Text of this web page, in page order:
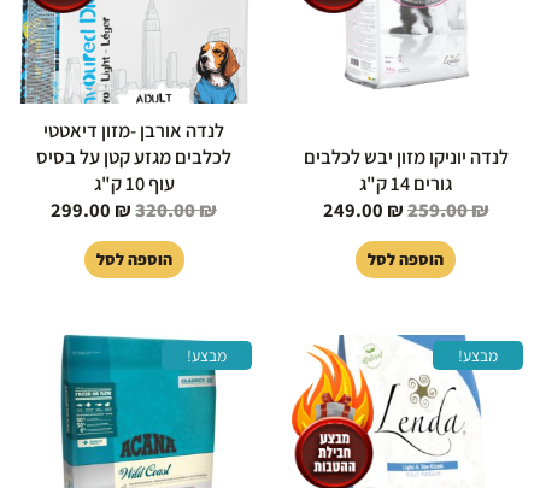
לנדה יוניקו מזון יבש לכלבים
גורים 14 ק"ג
259.00₪
249.00 ₪
הוספה לסל
לנדה אורבן -מזון דיאטטי
לכלבים מגזע קטן על בסיס
עוף 10 ק"ג
320.00₪
299.00 ₪
הוספה לסל
מבצע!
המחיר
המקורי
היה:
369.00 ₪.
המחיר
הנוכחי
הוא:
349.00 ₪.
מבצע!
המחיר
המקורי
היה:
419.00 ₪.